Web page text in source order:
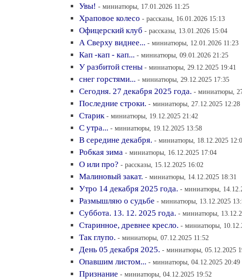
Увы! - миниатюры, 17.01.2026 11:25
Храповое колесо - рассказы, 16.01.2026 15:13
Офицерский клуб - рассказы, 13.01.2026 15:04
А Сверху виднее... - миниатюры, 12.01.2026 11:23
Кап -кап - кап... - миниатюры, 09.01.2026 21:25
У разбитой стены - миниатюры, 29.12.2025 19:41
снег горстями... - миниатюры, 29.12.2025 17:35
Сегодня. 27 декабря 2025 года. - миниатюры,
Последние строки. - миниатюры, 27.12.2025 12:28
Старик - миниатюры, 19.12.2025 21:42
С утра... - миниатюры, 19.12.2025 13:58
В середине декабря. - миниатюры, 18.12.2025
Робкая зима - миниатюры, 16.12.2025 17:04
О или про? - рассказы, 15.12.2025 16:02
Малиновый закат. - миниатюры, 14.12.2025 18:31
Утро 14 декабря 2025 года. - миниатюры,
Размышляю о судьбе - миниатюры, 13.12.2025
Суббота. 13. 12. 2025 года. - миниатюры,
Старинное, древнее кресло. - миниатюры,
Так глупо. - миниатюры, 07.12.2025 11:52
День 05 декабря 2025. - миниатюры, 05.12.2025
Опавшим листом... - миниатюры, 04.12.2025 20:49
Признание - миниатюры, 04.12.2025 19:52